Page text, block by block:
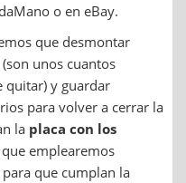
o en eBay.
que desmontar
unos cuantos
quitar) y guardar
para volver a cerrar la
la placa con los
que emplearemos
que cumplan la